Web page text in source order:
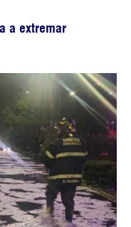
a extremar